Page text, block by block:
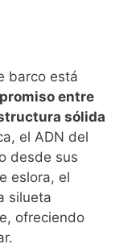
barco está
entre
sólida
el ADN del
desde sus
eslora, el
silueta
ofreciendo